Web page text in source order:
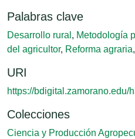
Palabras clave
Desarrollo rural , Metodología
del agricultor, Reforma agraria,
URI
https://bdigital.zamorano.edu/
Colecciones
Ciencia y Producción